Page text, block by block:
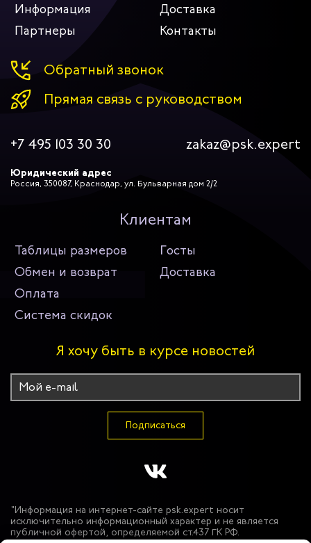
Информация
Доставка
Партнеры
Контакты
Обратный звонок
Прямая связь с руководством
+7 495 103 30 30 zakaz@psk.expert
Юридический адрес
Россия, 350087, Краснодар, ул. Бульварная дом 2/2
Клиентам
Таблицы размеров
Госты
Обмен и возврат
Доставка
Оплата
Система скидок
Я хочу быть в курсе новостей
Подписаться
"Информация на интернет-сайте psk.expert носит
исключительно информационный характер и не является
публичной офертой, определяемой ст.437 ГК РФ.